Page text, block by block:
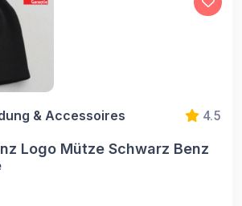
& Accessoires 4.5
Logo Mütze Schwarz Benz